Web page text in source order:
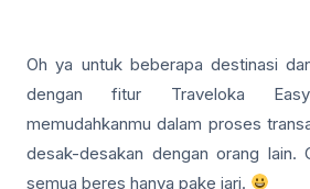
Oh ya untuk beberapa destinasi
dengan fitur Traveloka
memudahkanmu dalam proses
desak-desakan dengan orang lain.
semua beres hanya pake jari.